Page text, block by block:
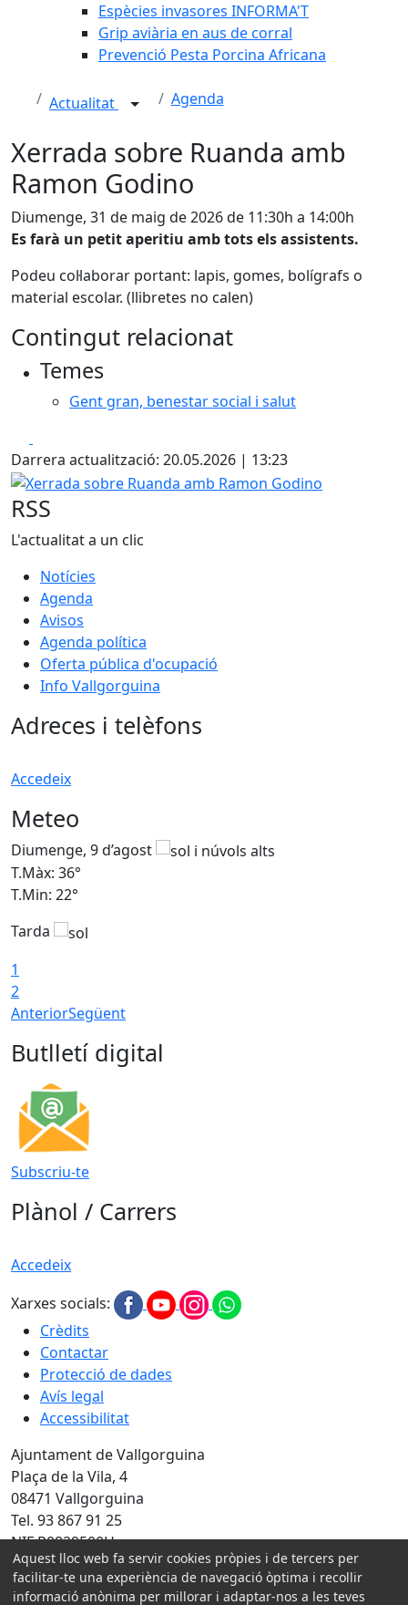
Espècies invasores INFORMA'T
Grip aviària en aus de corral
Prevenció Pesta Porcina Africana
Actualitat Agenda
Xerrada sobre Ruanda amb
Ramon Godino
Diumenge, 31 de maig de 2026 de 11:30h a 14:00h
Es farà un petit aperitiu amb tots els assistents.
Podeu col·laborar portant: lapis, gomes, bolígrafs o
material escolar. (llibretes no calen)
Contingut relacionat
Temes
Gent gran, benestar social i salut
Darrera actualització: 20.05.2026 | 13:23
Xerrada sobre Ruanda amb Ramon Godino
RSS
L'actualitat a un clic
Notícies
Agenda
Avisos
Agenda política
Oferta pública d'ocupació
Info Vallgorguina
Adreces i telèfons
Accedeix
Meteo
Diumenge, 9 d’agost
T.Màx: 36°
T.Min: 22°
Tarda
1
2
AnteriorSegüent
Butlletí digital
Subscriu-te
Plànol / Carrers
Accedeix
Xarxes socials:
Crèdits
Contactar
Protecció de dades
Avís legal
Accessibilitat
Ajuntament de Vallgorguina
Plaça de la Vila, 4
08471 Vallgorguina
Tel. 93 867 91 25
NIF P0829500H
Amb la col·laboració de:
Aquest lloc web fa servir cookies pròpies i de tercers per
facilitar-te una experiència de navegació òptima i recollir
informació anònima per millorar i adaptar-nos a les teves